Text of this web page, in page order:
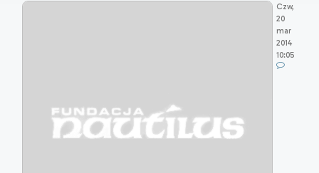
Czw,
20
mar
2014
10:05